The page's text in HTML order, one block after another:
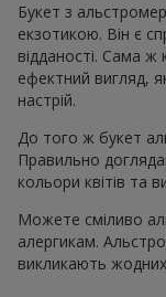
Букет з
екзотикою. Він є
відданості. Сама ж
ефектний вигляд,
настрій.
До того ж букет
Правильно
кольори квітів та
Можете сміливо
алергикам.
викликають